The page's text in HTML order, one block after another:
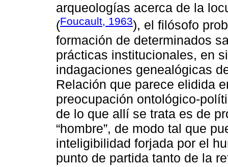
arqueologías acerca de la
(Foucault, 1963), el filósofo
formación de determinados
prácticas institucionales, en
indagaciones genealógicas
Relación que parece elidida
preocupación ontológico-
de lo que allí se trata es de
“hombre”, de modo tal que
inteligibilidad forjada por el
punto de partida tanto de la